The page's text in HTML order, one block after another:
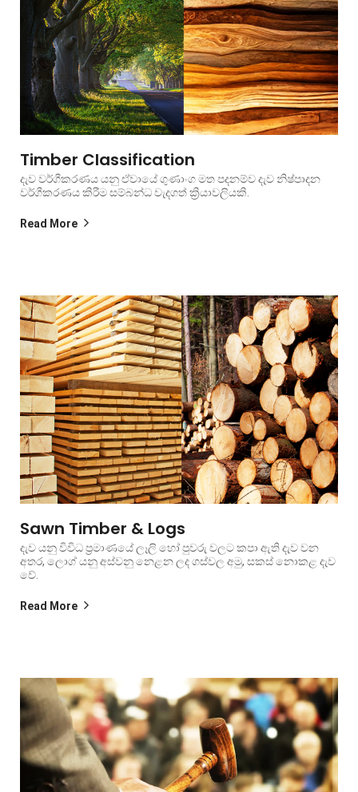
Timber Classification
දැව වර්ගීකරණය යනු ඒවායේ ගුණාංග මත පදනම්ව දැව නිෂ්පාදන
වර්ගීකරණය කිරීම සම්බන්ධ වැදගත් ක්‍රියාවලියකි.
Read More
Sawn Timber & Logs
දැව යනු විවිධ ප්‍රමාණයේ ලෑලි හෝ පුවරු වලට කපා ඇති දැව වන
අතර, ලොග් යනු අස්වනු නෙළන ලද ගස්වල අමු, සකස් නොකළ දැව
වේ.
Read More